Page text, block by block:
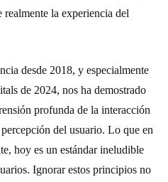
la experiencia del
desde 2018, y especialmente
de 2024, nos ha demostrado
profunda de la interacción
del usuario. Lo que en
hoy es un estándar ineludible
Ignorar estos principios no